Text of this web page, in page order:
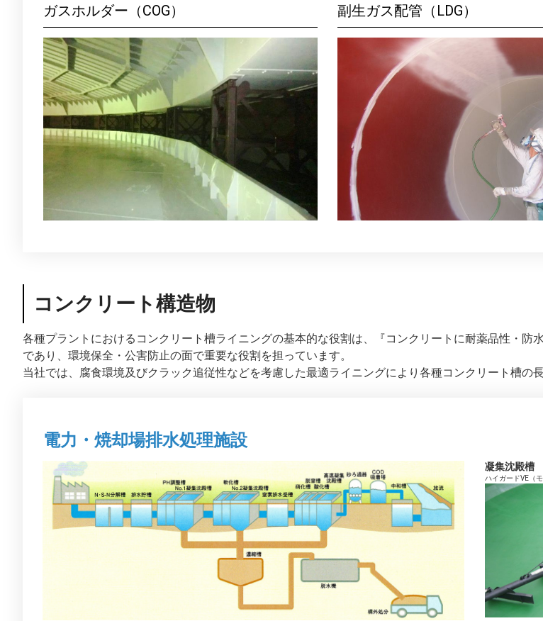
ガスホルダー（COG） 副生ガス配管（LDG）
コンクリート構造物
各種プラントにおけるコンクリート槽ライニングの基本的な役割は、『コンクリートに耐薬品性・防
であり、環境保全・公害防止の面で重要な役割を担っています。
当社では、腐食環境及びクラック追従性などを考慮した最適ライニングにより各種コンクリート槽の
電力・焼却場排水処理施設
凝集沈殿槽
ハイガードVE（モ